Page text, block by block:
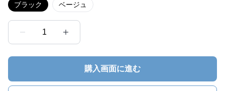
ブラック ベージュ
1
購入画面に進む